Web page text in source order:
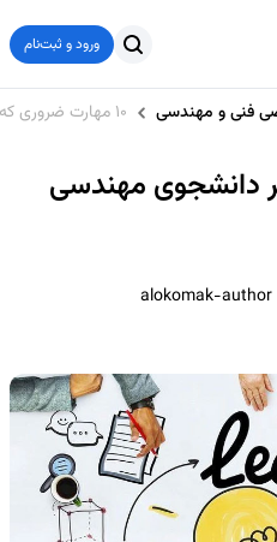
ورود و ثبت‌نام
فنی و مهندسی ۱۰ مهارت ضروری که هر دانشجوی مهندسی باید بلد باشد
دانشجوی مهندسی
alokomak-author